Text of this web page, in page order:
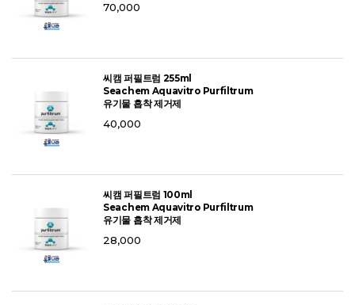
70,000
씨캠 퍼필트럼 255ml
Seachem Aquavitro Purfiltrum
유기물 흡착 제거제
40,000
씨캠 퍼필트럼 100ml
Seachem Aquavitro Purfiltrum
유기물 흡착 제거제
28,000